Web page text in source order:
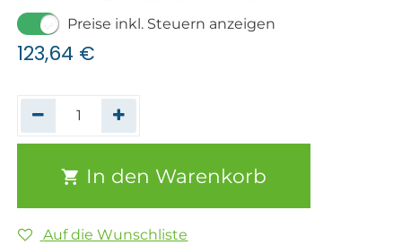
Preise inkl. Steuern anzeigen
123,64 €
In den Warenkorb
Auf die Wunschliste